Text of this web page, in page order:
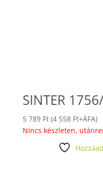
SINTER
5 789 Ft (4 558 Ft+ÁFA)
Nincs készleten,